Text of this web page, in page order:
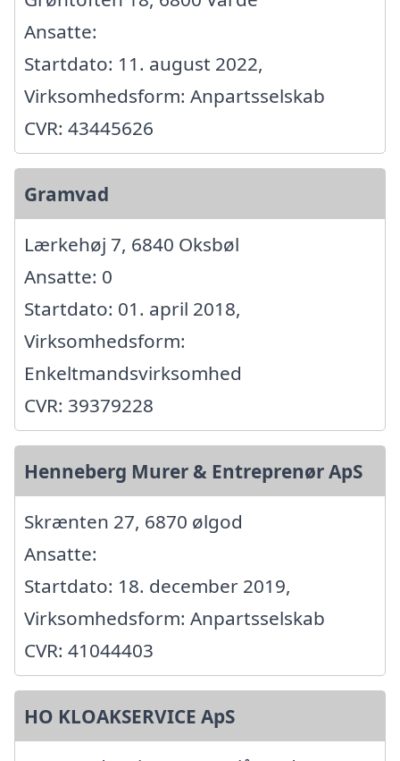
Ansatte:
Startdato: 11. august 2022,
Virksomhedsform: Anpartsselskab
CVR: 43445626
Gramvad
Lærkehøj 7, 6840 Oksbøl
Ansatte: 0
Startdato: 01. april 2018,
Virksomhedsform:
Enkeltmandsvirksomhed
CVR: 39379228
Henneberg Murer & Entreprenør ApS
Skrænten 27, 6870 ølgod
Ansatte:
Startdato: 18. december 2019,
Virksomhedsform: Anpartsselskab
CVR: 41044403
HO KLOAKSERVICE ApS